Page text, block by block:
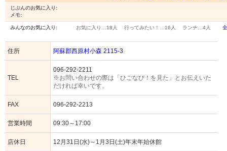
じぶんのお気に入り:
メモ:
みんなのお気に入り: お気に入り… 18人 行ってみたい！… 16人 ランチ… 4人
住所 阿蘇郡西原村小森 2115-3
TEL
096-292-2211
※お問い合わせの際は「ひごなび！を見た」とお伝えいた
だければ幸いです。
FAX 096-292-2213
営業時間 09:30～17:00
店休日 12月31日(水)～1月3日(土)年末年始休館